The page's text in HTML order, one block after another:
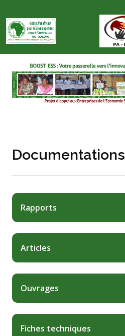
Documentations
Rapports
Articles
Ouvrages
Fiches techniques